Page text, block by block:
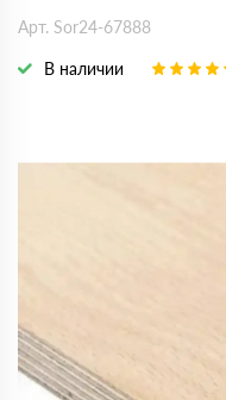
Арт. Sor24-67888
В наличии